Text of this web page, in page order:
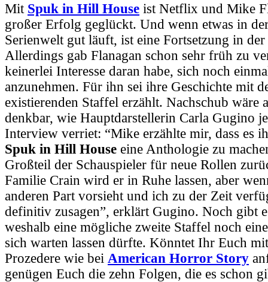
Mit Spuk in Hill House ist Netflix und Mike
großer Erfolg geglückt. Und wenn etwas in
Serienwelt gut läuft, ist eine Fortsetzung in
Allerdings gab Flanagan schon sehr früh zu
keinerlei Interesse daran habe, sich noch
anzunehmen. Für ihn sei ihre Geschichte mit
existierenden Staffel erzählt. Nachschub wäre
denkbar, wie Hauptdarstellerin Carla Gugino
Interview verriet: “Mike erzählte mir, dass es
Spuk in Hill House eine Anthologie zu
Großteil der Schauspieler für neue Rollen
Familie Crain wird er in Ruhe lassen, aber
anderen Part vorsieht und ich zu der Zeit
definitiv zusagen”, erklärt Gugino. Noch gibt
weshalb eine mögliche zweite Staffel noch
sich warten lassen dürfte. Könntet Ihr Euch
Prozedere wie bei American Horror Story
genügen Euch die zehn Folgen, die es schon